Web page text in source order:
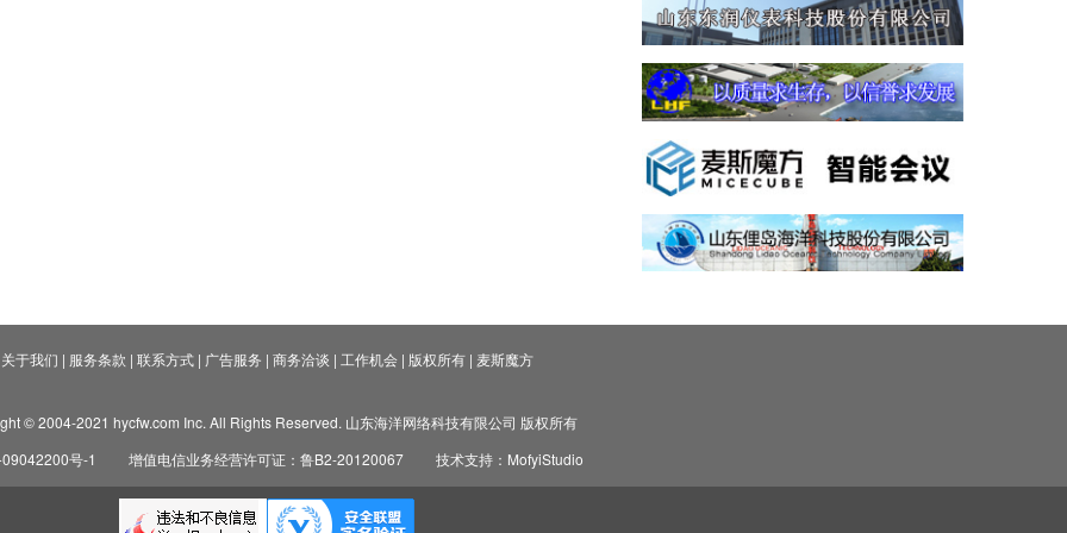
关于我们 | 服务条款 | 联系方式| 广告服务 | 商务洽谈 | 工作机会| 版权所有| 麦斯魔方
© 2004-2021 hycfw.com Inc. All Rights Reserved. 山东海洋网络科技有限公司 版权所有
号-1
增值电信业务经营许可证：鲁B2-20120067 技术支持：MofyiStudio